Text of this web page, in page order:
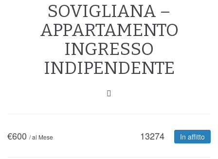
SOVIGLIANA –
APPARTAMENTO
INGRESSO
INDIPENDENTE
€600 / al Mese 13274 In affitto